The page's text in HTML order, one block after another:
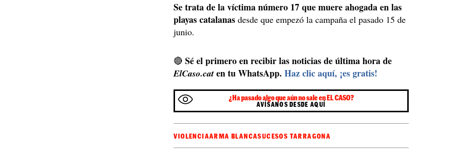
Se trata de la víctima número 17 que muere ahogada en las
playas catalanas desde que empezó la campaña el pasado 15 de
junio.
🔴Sé el primero en recibir las noticias de última hora de
ElCaso.cat en tu WhatsApp.Haz clic aquí, ¡es gratis!
¿Ha pasado algo que aún no sale en EL CASO?
AVÍSANOS DESDE AQUÍ
VIOLENCIAARMA BLANCASUCESOS TARRAGONA